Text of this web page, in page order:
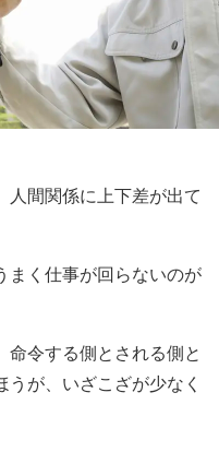
人間関係に上下差が出て
まく仕事が回らないのが
命令する側とされる側と
が、いざこざが少なく